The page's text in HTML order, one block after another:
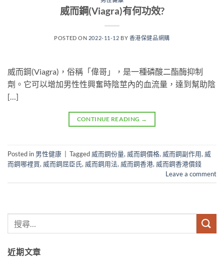
威而鋼(Viagra)有何功效?
POSTED ON 2022-11-12 BY 香港保健品網購
威而鋼(Viagra)，俗稱「偉哥」，是一種磷酸二酯酶抑制
劑。它可以增加男性性興奮時陰莖內的血流量，達到幫助陰
[…]
CONTINUE READING →
Posted in 男性健康 Tagged 威而鋼份量, 威而鋼價格, 威而鋼副作用, 威
而鋼哪裡買, 威而鋼屈臣氏, 威而鋼用法, 威而鋼香港, 威而鋼香港價錢
Leave a comment
近期文章